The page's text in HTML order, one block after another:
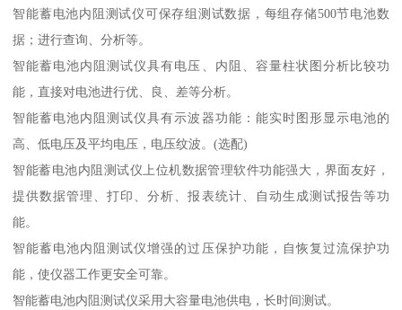
智能蓄电池内阻测试仪可保存组测试数据，每组存储500节电池数
据；进行查询、分析等。
智能蓄电池内阻测试仪具有电压、内阻、容量柱状图分析比较功
能，直接对电池进行优、良、差等分析。
智能蓄电池内阻测试仪具有示波器功能：能实时图形显示电池的
高、低电压及平均电压，电压纹波。(选配)
智能蓄电池内阻测试仪上位机数据管理软件功能强大，界面友好，
提供数据管理、打印、分析、报表统计、自动生成测试报告等功
能。
智能蓄电池内阻测试仪增强的过压保护功能，自恢复过流保护功
能，使仪器工作更安全可靠。
智能蓄电池内阻测试仪采用大容量电池供电，长时间测试。